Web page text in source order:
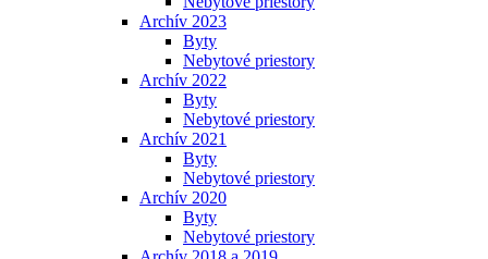
Archív 2023
Byty
Nebytové priestory
Archív 2022
Byty
Nebytové priestory
Archív 2021
Byty
Nebytové priestory
Archív 2020
Byty
Nebytové priestory